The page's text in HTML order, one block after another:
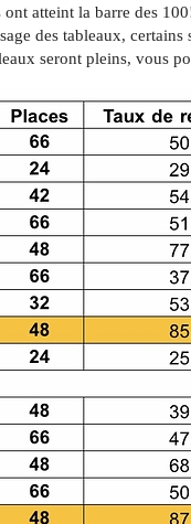
atteint la barre des
des tableaux, certains
seront pleins, vous